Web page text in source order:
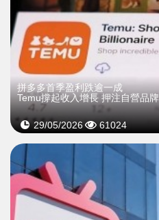
拼多多首季盈利跌逾一成
Temu撐起收入增長 押注自營品牌
29/05/2026 61024